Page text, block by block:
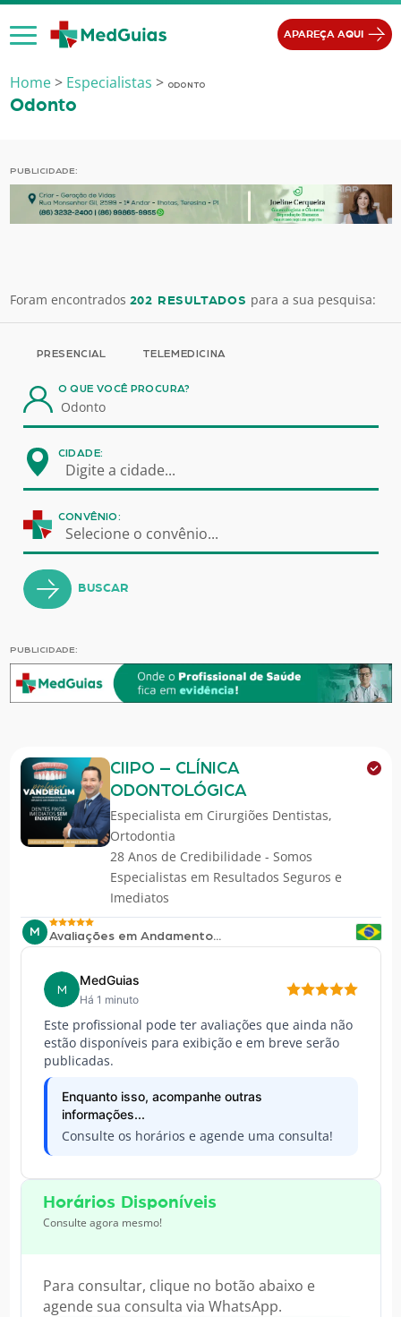
Ir para o conteúdo
APAREÇA AQUI
Home> Especialistas > ODONTO
Odonto
PUBLICIDADE:
Foram encontrados 202 RESULTADOS para a sua pesquisa:
PRESENCIAL TELEMEDICINA
O QUE VOCÊ PROCURA?
CIDADE:
Digite a cidade...
CONVÊNIO:
Selecione o convênio...
BUSCAR
PUBLICIDADE:
CIIPO – CLÍNICA
ODONTOLÓGICA
Especialista em Cirurgiões Dentistas,
Ortodontia
28 Anos de Credibilidade - Somos
Especialistas em Resultados Seguros e
Imediatos
M Avaliações em Andamento...
M
MedGuias
Há 1 minuto
Este profissional pode ter avaliações que ainda não
estão disponíveis para exibição e em breve serão
publicadas.
Enquanto isso, acompanhe outras
informações...
Consulte os horários e agende uma consulta!
Horários Disponíveis
Consulte agora mesmo!
Para consultar, clique no botão abaixo e
agende sua consulta via WhatsApp.